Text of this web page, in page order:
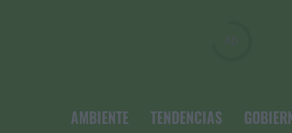
AMBIENTE TENDENCIAS